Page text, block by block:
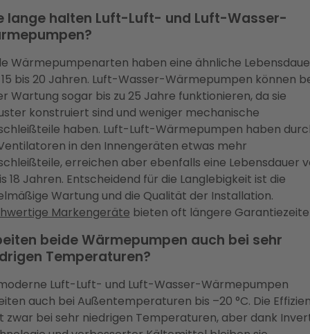
lange halten Luft-Luft- und Luft-Wasser-
Wärmepumpenarten haben eine ähnliche
bis 20 Jahren. Luft-Wasser-Wärmepumpen können
Wartung sogar bis zu 25 Jahre funktionieren, da sie
konstruiert sind und weniger mechanische
haben. Luft-Luft-Wärmepumpen haben
in den Innengeräten etwas mehr
erreichen aber ebenfalls eine Lebensdauer
18 Jahren. Entscheidend für die Langlebigkeit ist die
Wartung und die Qualität der Installation.
Markengeräte bieten oft längere
beide Wärmepumpen auch bei sehr
Temperaturen?
Luft-Luft- und Luft-Wasser-Wärmepumpen
auch bei Außentemperaturen bis –20 °C. Die
zwar bei sehr niedrigen Temperaturen, aber dank